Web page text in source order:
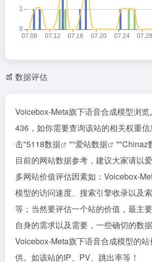
数据评估
Voicebox-Meta旗下语音合成模型浏
436，如你需要查询该站的相关权重
击"5118数据 ""爱站数据 ""Chinaz
目前的网站数据参考，建议大家请以
多网站价值评估因素如：Voicebox-
模型的访问速度、搜索引擎收录以及
等；当然要评估一个站的价值，最主
自身的需求以及需要，一些确切的数
Voicebox-Meta旗下语音合成模型的
供。如该站的IP、PV、跳出率等！